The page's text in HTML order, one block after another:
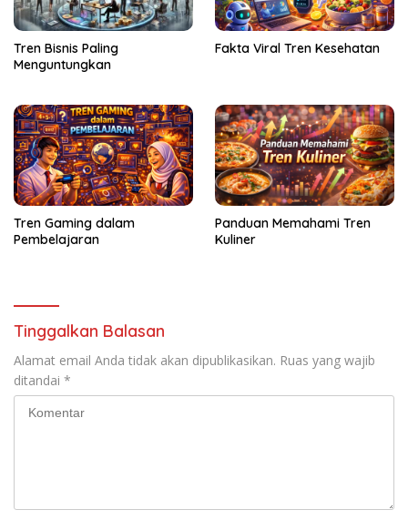
Tren Bisnis Paling
Menguntungkan
Fakta Viral Tren Kesehatan
Tren Gaming dalam
Pembelajaran
Panduan Memahami Tren
Kuliner
Tinggalkan Balasan
Alamat email Anda tidak akan dipublikasikan. Ruas yang wajib
ditandai *